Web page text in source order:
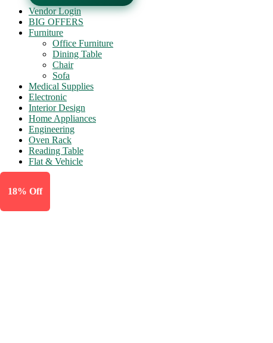
Vendor Login
BIG OFFERS
Furniture
Office Furniture
Dining Table
Chair
Sofa
Medical Supplies
Electronic
Interior Design
Home Appliances
Engineering
Oven Rack
Reading Table
Flat & Vehicle
18% Off